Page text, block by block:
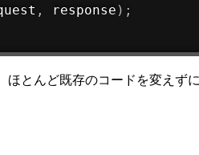
, response ) ;
とんど既存のコードを変えず